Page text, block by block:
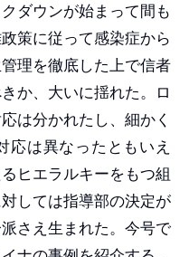
ダウンが始まって間も
策に従って感染症から
理を徹底した上で信者
か、大いに揺れた。ロ
は分かれたし、細かく
応は異なったともいえ
ヒエラルキーをもつ組
しては指導部の決定が
さえ生まれた。今号で